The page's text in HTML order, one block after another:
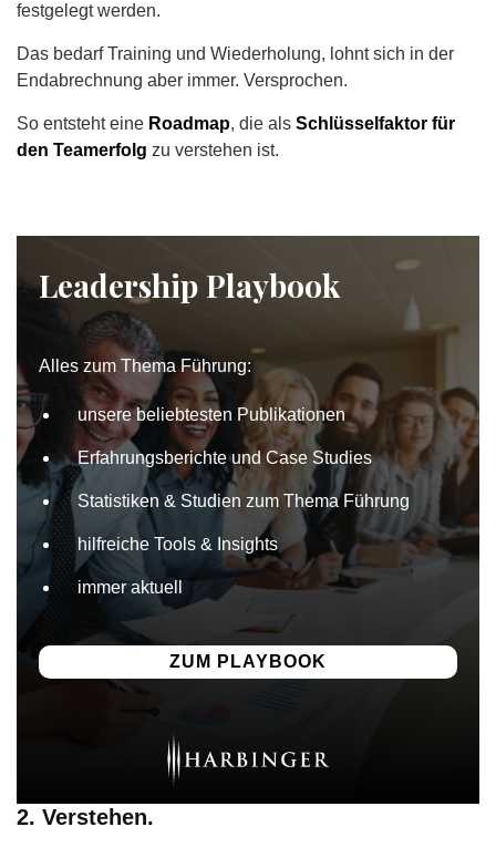
festgelegt werden.
Das bedarf Training und Wiederholung, lohnt sich in der
Endabrechnung aber immer. Versprochen.
So entsteht eine Roadmap, die als Schlüsselfaktor für
den Teamerfolg zu verstehen ist.
Leadership Playbook
Alles zum Thema Führung:
unsere beliebtesten Publikationen
Erfahrungsberichte und Case Studies
Statistiken & Studien zum Thema Führung
hilfreiche Tools & Insights
immer aktuell
ZUM PLAYBOOK
2. Verstehen.